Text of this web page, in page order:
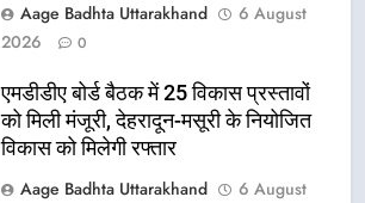
Aage Badhta Uttarakhand
6 August
2026
0
एमडीडीए बोर्ड बैठक में 25 विकास प्रस्तावों
को मिली मंजूरी, देहरादून-मसूरी के नियोजित
विकास को मिलेगी रफ्तार
Aage Badhta Uttarakhand
6 August